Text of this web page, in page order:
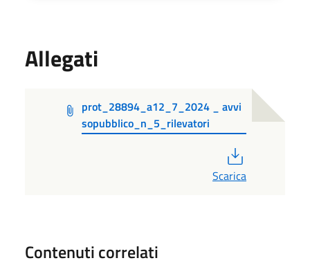
Allegati
prot_28894_a12_7_2024 _ avvi
sopubblico_n_5_rilevatori
Scarica
Contenuti correlati